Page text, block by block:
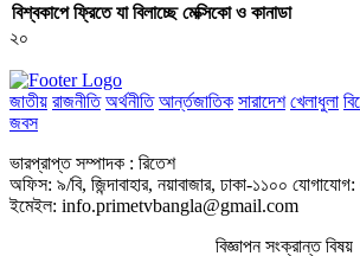
বিশ্বকাপে ফ্রিতে যা বিলাচ্ছে মেক্সিকো ও কানাডা
২০
জাতীয় রাজনীতি অর্থনীতি আর্ন্তজাতিক সারাদেশ খেলাধুলা
জবস
ভারপ্রাপ্ত সম্পাদক : রিতেশ
অফিস: ৯/বি, জিন্দাবাহার, নয়াবাজার, ঢাকা-১১০০
ইমেইল: info.primetvbangla@gmail.com
বিজ্ঞাপন সংক্রান্ত বিষয়